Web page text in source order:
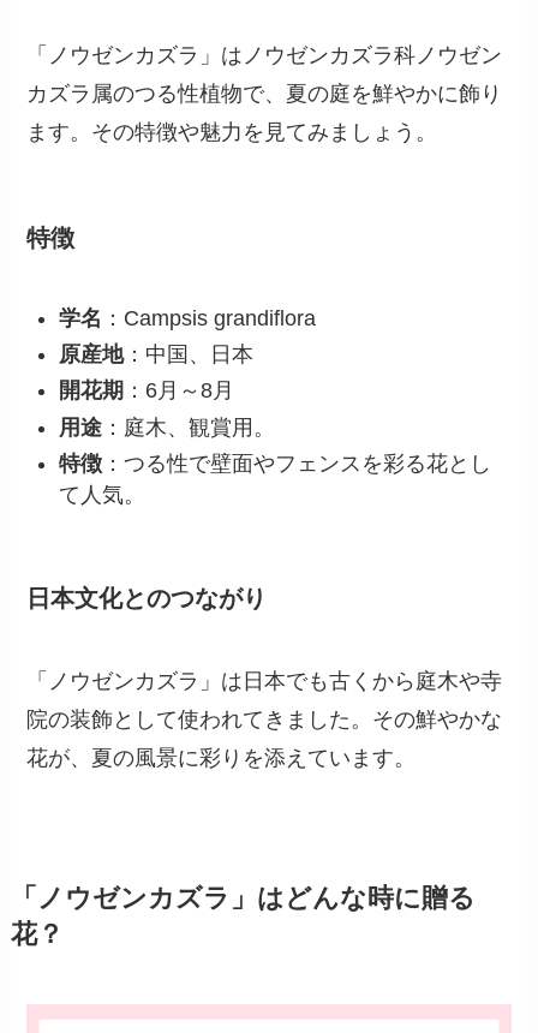
「ノウゼンカズラ」はノウゼンカズラ科ノウゼン
カズラ属のつる性植物で、夏の庭を鮮やかに飾り
ます。その特徴や魅力を見てみましょう。
特徴
学名 ：Campsis grandiflora
原産地：中国、日本
開花期 ：6月～8月
用途 ：庭木、観賞用。
特徴 ：つる性で壁面やフェンスを彩る花とし
て人気。
日本文化とのつながり
「ノウゼンカズラ」は日本でも古くから庭木や寺
院の装飾として使われてきました。その鮮やかな
花が、夏の風景に彩りを添えています。
「ノウゼンカズラ」はどんな時に贈る
花？